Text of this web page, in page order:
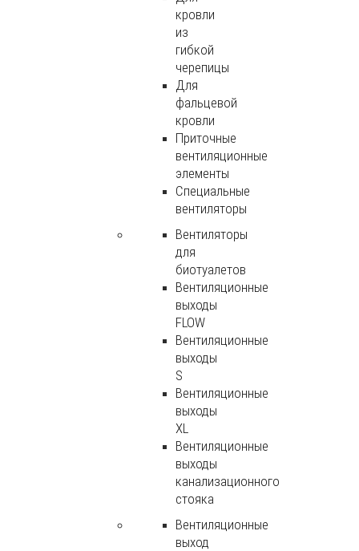
кровли
из
гибкой
черепицы
Для
фальцевой
кровли
Приточные
вентиляционные
элементы
Специальные
вентиляторы
Вентиляторы
для
биотуалетов
Вентиляционные
выходы
FLOW
Вентиляционные
выходы
S
Вентиляционные
выходы
XL
Вентиляционные
выходы
канализационного
стояка
Вентиляционные
выход